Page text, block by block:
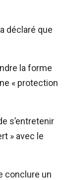
déclaré que
la forme
« protection
s’entretenir
» avec le
conclure un